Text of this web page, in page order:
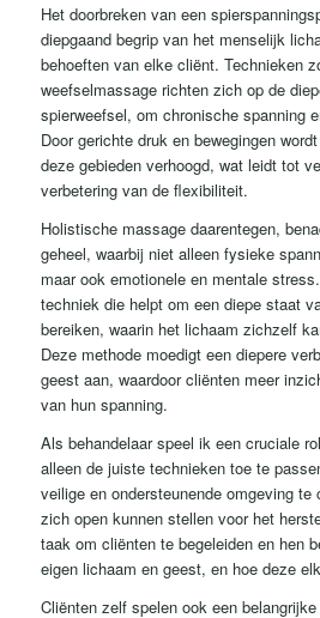
Het doorbreken van een
diepgaand begrip van het menselijk
behoeften van elke cliënt. Technieken
weefselmassage richten zich op de
spierweefsel, om chronische spanning
Door gerichte druk en bewegingen
deze gebieden verhoogd, wat leidt tot
verbetering van de flexibiliteit.
Holistische massage daarentegen,
geheel, waarbij niet alleen fysieke
maar ook emotionele en mentale
techniek die helpt om een diepe staat
bereiken, waarin het lichaam zichzelf
Deze methode moedigt een diepere
geest aan, waardoor cliënten meer
van hun spanning.
Als behandelaar speel ik een cruciale
alleen de juiste technieken toe te
veilige en ondersteunende omgeving te
zich open kunnen stellen voor het
taak om cliënten te begeleiden en hen
eigen lichaam en geest, en hoe deze
Cliënten zelf spelen ook een